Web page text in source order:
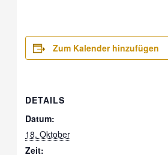
Zum Kalender hinzufügen
DETAILS
Datum:
18. Oktober
Zeit: